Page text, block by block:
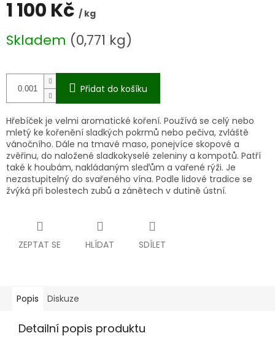
1 100 Kč / kg
cena:
Skladem (0,771 kg)
Přidat do košíku
Hřebíček je velmi aromatické koření. Používá se celý nebo
mletý ke kořenění sladkých pokrmů nebo pečiva, zvláště
vánočního. Dále na tmavé maso, ponejvíce skopové a
zvěřinu, do naložené sladkokyselé zeleniny a kompotů. Patří
také k houbám, nakládaným sleďům a vařené rýži. Je
nezastupitelný do svařeného vína. Podle lidové tradice se
žvýká při bolestech zubů a zánětech v dutině ústní.
ZEPTAT SE HLÍDAT SDÍLET
Popis Diskuze
Detailní popis produktu